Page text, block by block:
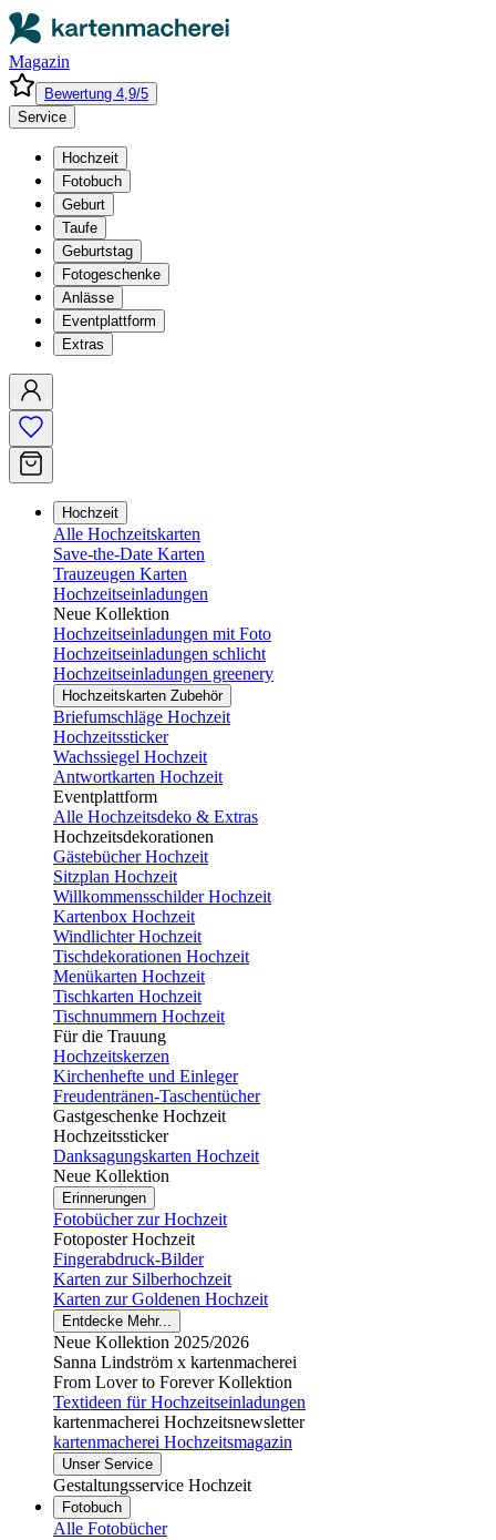
Magazin
Bewertung 4,9/5
Service
Hochzeit
Fotobuch
Geburt
Taufe
Geburtstag
Fotogeschenke
Anlässe
Eventplattform
Extras
Hochzeit
Alle Hochzeitskarten
Save-the-Date Karten
Trauzeugen Karten
Hochzeitseinladungen
Neue Kollektion
Hochzeitseinladungen mit Foto
Hochzeitseinladungen schlicht
Hochzeitseinladungen greenery
Hochzeitskarten Zubehör
Briefumschläge Hochzeit
Hochzeitssticker
Wachssiegel Hochzeit
Antwortkarten Hochzeit
Eventplattform
Alle Hochzeitsdeko & Extras
Hochzeitsdekorationen
Gästebücher Hochzeit
Sitzplan Hochzeit
Willkommensschilder Hochzeit
Kartenbox Hochzeit
Windlichter Hochzeit
Tischdekorationen Hochzeit
Menükarten Hochzeit
Tischkarten Hochzeit
Tischnummern Hochzeit
Für die Trauung
Hochzeitskerzen
Kirchenhefte und Einleger
Freudentränen-Taschentücher
Gastgeschenke Hochzeit
Hochzeitssticker
Danksagungskarten Hochzeit
Neue Kollektion
Erinnerungen
Fotobücher zur Hochzeit
Fotoposter Hochzeit
Fingerabdruck-Bilder
Karten zur Silberhochzeit
Karten zur Goldenen Hochzeit
Entdecke Mehr...
Neue Kollektion 2025/2026
Sanna Lindström x kartenmacherei
From Lover to Forever Kollektion
Textideen für Hochzeitseinladungen
kartenmacherei Hochzeitsnewsletter
kartenmacherei Hochzeitsmagazin
Unser Service
Gestaltungsservice Hochzeit
Fotobuch
Alle Fotobücher